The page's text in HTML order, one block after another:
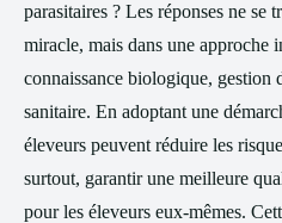
parasitaires ? Les réponses ne se
miracle, mais dans une approche
connaissance biologique, gestion
sanitaire. En adoptant une
éleveurs peuvent réduire les
surtout, garantir une meilleure
pour les éleveurs eux-mêmes.